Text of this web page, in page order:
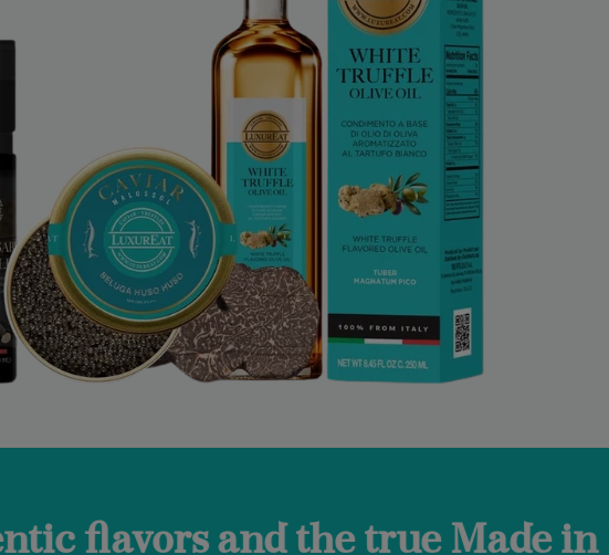
the true Made in Italy.